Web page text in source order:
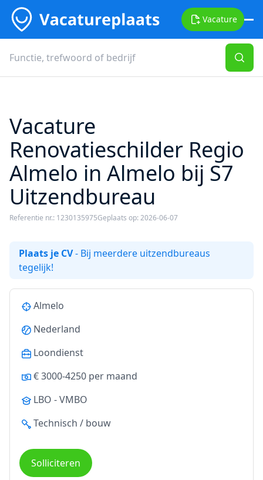
Vacature
Vacature
Renovatieschilder Regio
Almelo in Almelo bij S7
Uitzendbureau
Referentie nr.: 1230135975Geplaats op: 2026-06-07
Plaats je CV- Bij meerdere uitzendbureaus
tegelijk!
Almelo
Nederland
Loondienst
€ 3000-4250 per maand
LBO - VMBO
Technisch / bouw
Solliciteren